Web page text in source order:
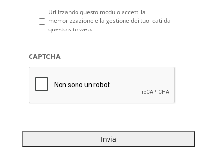
Privacy *
Utilizzando questo modulo accetti la
memorizzazione e la gestione dei tuoi dati da
questo sito web.
CAPTCHA